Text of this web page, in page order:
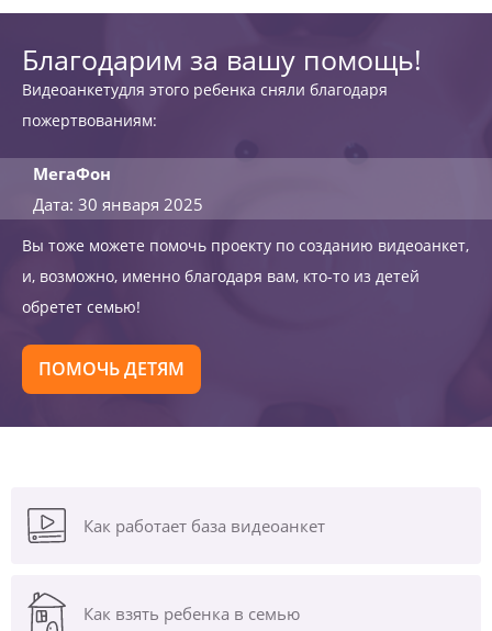
Благодарим за вашу помощь!
Видеоанкетудля этого ребенка сняли благодаря
пожертвованиям:
МегаФон
Дата: 30 января 2025
Вы тоже можете помочь проекту по созданию видеоанкет,
и, возможно, именно благодаря вам, кто-то из детей
обретет семью!
ПОМОЧЬ ДЕТЯМ
Как работает база видеоанкет
Как взять ребенка в семью